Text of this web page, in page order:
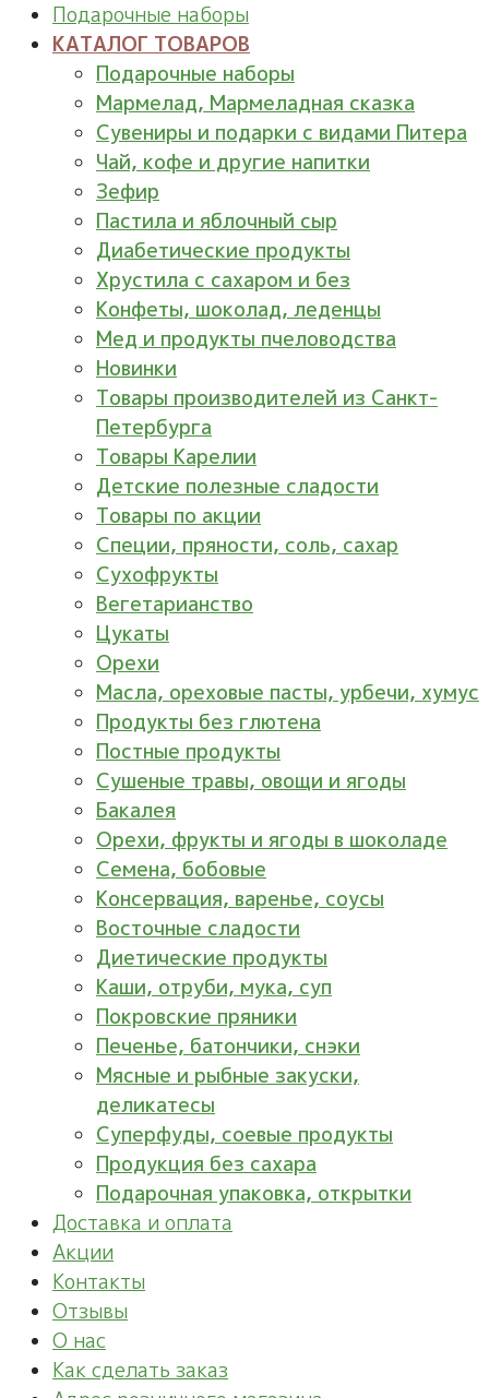
Подарочные наборы
КАТАЛОГ ТОВАРОВ
Подарочные наборы
Мармелад, Мармеладная сказка
Сувениры и подарки с видами Питера
Чай, кофе и другие напитки
Зефир
Пастила и яблочный сыр
Диабетические продукты
Хрустила с сахаром и без
Конфеты, шоколад, леденцы
Мед и продукты пчеловодства
Новинки
Товары производителей из Санкт-
Петербурга
Товары Карелии
Детские полезные сладости
Товары по акции
Специи, пряности, соль, сахар
Сухофрукты
Вегетарианство
Цукаты
Орехи
Масла, ореховые пасты, урбечи, хумус
Продукты без глютена
Постные продукты
Сушеные травы, овощи и ягоды
Бакалея
Орехи, фрукты и ягоды в шоколаде
Семена, бобовые
Консервация, варенье, соусы
Восточные сладости
Диетические продукты
Каши, отруби, мука, суп
Покровские пряники
Печенье, батончики, снэки
Мясные и рыбные закуски,
деликатесы
Суперфуды, соевые продукты
Продукция без сахара
Подарочная упаковка, открытки
Доставка и оплата
Акции
Контакты
Отзывы
О нас
Как сделать заказ